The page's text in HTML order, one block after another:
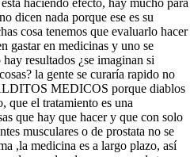
haciendo efecto, hay mucho para
dicen nada porque ese es su
cosa tenemos que evaluarlo hacer
gastar en medicinas y uno se
resultados ¿se imaginan si
la gente se curaría rapido no
MEDICOS porque diablos
que el tratamiento es una
que hay que hacer y que con solo
musculares o de prostata no se
,la medicina es a largo plazo, así